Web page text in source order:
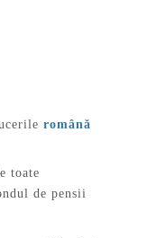
română
toate
de pensii